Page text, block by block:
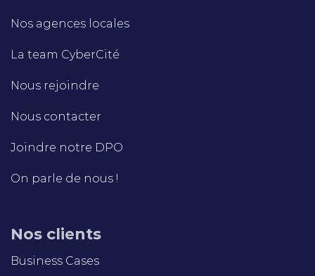
Nos agences locales
La team CyberCité
Nous rejoindre
Nous contacter
Joindre notre DPO
On parle de nous !
Nos clients
Business Cases